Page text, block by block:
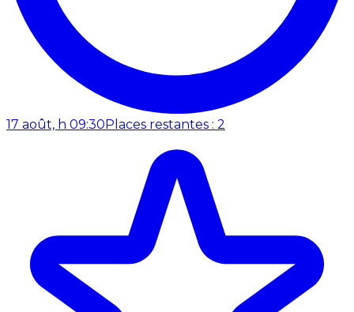
17 août, h 09:30 Places restantes : 2